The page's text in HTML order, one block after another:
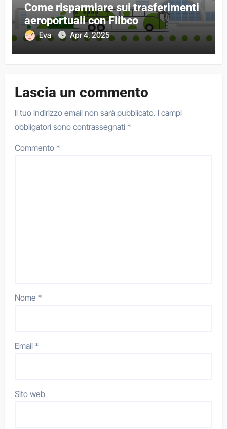
Come risparmiare sui trasferimenti
aeroportuali con Flibco
Eva Apr 4, 2025
Lascia un commento
Il tuo indirizzo email non sarà pubblicato. I campi
obbligatori sono contrassegnati*
Commento*
Nome*
Email*
Sito web